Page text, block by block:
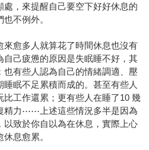
，來提醒自己要空下好好休息的
不例外。
來愈多人就算花了時間休息也沒有
己疲憊的原因是失眠睡不好，其
有些人認為自己的情緒調適、壓
眠不足累積而成的。甚至有些人
工作還累；更有些人在睡了10 幾
精力⋯⋯上述這些情況多半是因為
致於你自以為在休息，實際上心
息愈累。